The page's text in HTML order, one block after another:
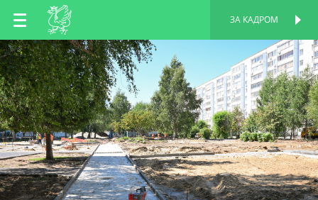
RU
EN
TT
ЗА КАДРОМ
ПЕРСОНАЛЬНАЯ
СТРАНИЦА